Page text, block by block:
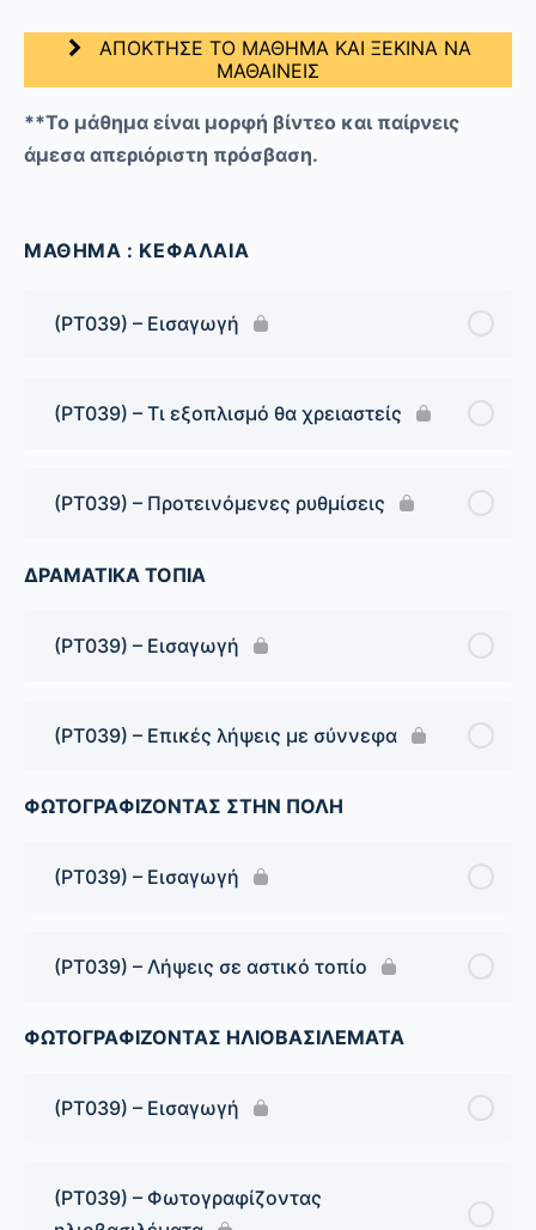
ΑΠΟΚΤΗΣΕ ΤΟ ΜΑΘΗΜΑ ΚΑΙ ΞΕΚΙΝΑ ΝΑ
ΜΑΘΑΙΝΕΙΣ
**Το μάθημα είναι μορφή βίντεο και παίρνεις
άμεσα απεριόριστη πρόσβαση.
ΜΑΘΗΜΑ : ΚΕΦΑΛΑΙΑ
(PT039) – Εισαγωγή
(PT039) – Τι εξοπλισμό θα χρειαστείς
(PT039) – Προτεινόμενες ρυθμίσεις
ΔΡΑΜΑΤΙΚΑ ΤΟΠΙΑ
(PT039) – Εισαγωγή
(PT039) – Επικές λήψεις με σύννεφα
ΦΩΤΟΓΡΑΦΙΖΟΝΤΑΣ ΣΤΗΝ ΠΟΛΗ
(PT039) – Εισαγωγή
(PT039) – Λήψεις σε αστικό τοπίο
ΦΩΤΟΓΡΑΦΙΖΟΝΤΑΣ ΗΛΙΟΒΑΣΙΛΕΜΑΤΑ
(PT039) – Εισαγωγή
(PT039) – Φωτογραφίζοντας